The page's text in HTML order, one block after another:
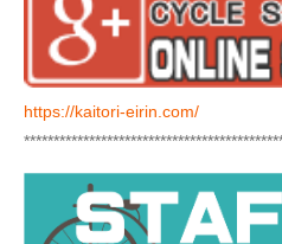
https://kaitori-eirin.com/